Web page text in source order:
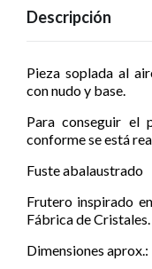
Descripción
Pieza soplada al
con nudo y base.
Para conseguir el
conforme se está
Fuste abalaustrado
Frutero inspirado
Fábrica de Cristales.
Dimensiones